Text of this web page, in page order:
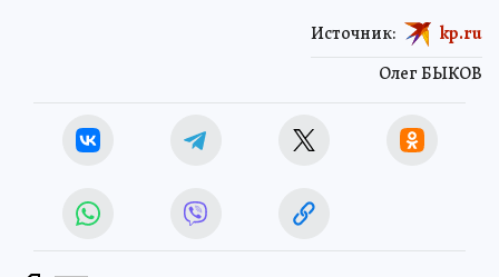
Олег БЫКОВ
Источник: kp.ru